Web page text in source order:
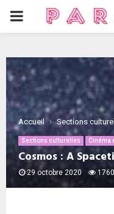
PRIMARY
Accueil Sections
Sections culturelles Cinéma
Cosmos : A
29 octobre 2020 1760